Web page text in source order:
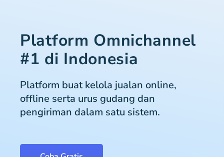
Platform Omnichannel
#1 di Indonesia
Platform buat kelola jualan online,
offline serta urus gudang dan
pengiriman dalam satu sistem.